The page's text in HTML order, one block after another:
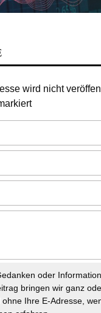
wird nicht
oder
bringen wir ganz
Ihre E-Adresse,